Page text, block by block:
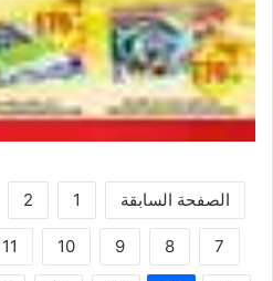
الصفحة السابقة 1
2
7
8
9
10
11